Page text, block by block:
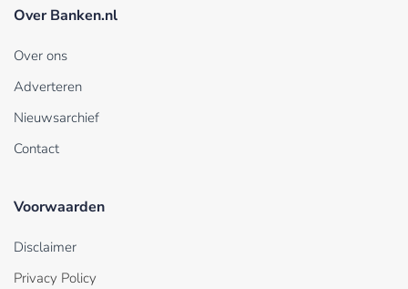
Over Banken.nl
Over ons
Adverteren
Nieuwsarchief
Contact
Voorwaarden
Disclaimer
Privacy Policy